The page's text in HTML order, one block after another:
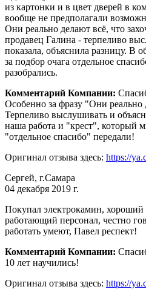
из картонки и в цвет дверей в
вообще не предполагали
Они реально делают всё, что
продавец Галина - терпеливо
показала, объяснила разницу. В
за подбор очага отдельное
разобрались.
Комментарий Компании:
Особенно за фразу "Они реально
Терпеливо выслушивать и
наша работа и "крест", который
"отдельное спасибо" передали!
Оригинал отзыва здесь: https://
Сергей, г.Самара
04 декабря 2019 г.
Покупал электрокамин, хороший
работающий персонал, честно
работать умеют, Павел респект!
Комментарий Компании:
10 лет научились!
Оригинал отзыва здесь: https://